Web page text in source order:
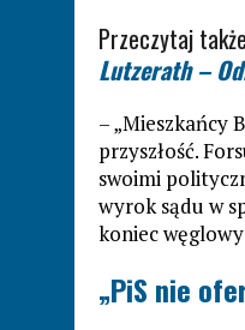
Przeczytaj
Lutzerath –
– „Mieszkańcy
przyszłość.
swoimi
wyrok sądu w
koniec
„PiS nie